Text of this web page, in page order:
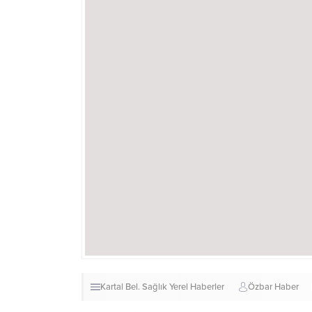
Kartal Bel. SağlıkYerel Haberler Özbar Haber